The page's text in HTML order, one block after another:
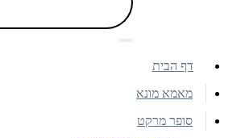
דף הבית
מאמא מונא
סופר מרקט